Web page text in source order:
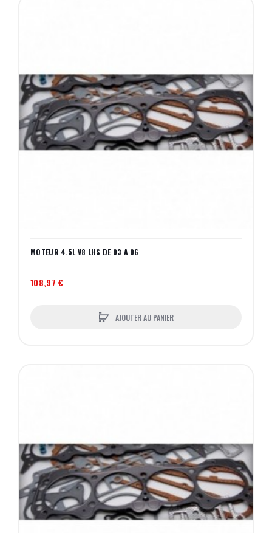
MOTEUR 4.5L V8 LHS DE 03 A 06
108,97 €
AJOUTER AU PANIER